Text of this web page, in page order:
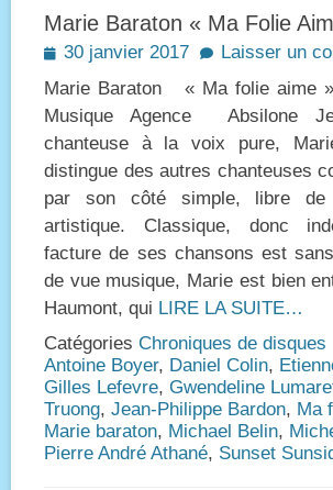
Marie Baraton « Ma Folie
Posted
30 janvier 2017
Laisser un
Marie Baraton « Ma folie aime
Musique Agence Absilone
chanteuse à la voix pure,
distingue des autres chanteuses
par son côté simple, libre de
artistique. Classique, donc
facture de ses chansons est
de vue musique, Marie est bien
Haumont, qui LIRE LA SUITE…
Catégories Chroniques de disques
Antoine Boyer, Daniel Colin,
Gilles Lefevre, Gwendeline
Truong, Jean-Philippe Bardon, Ma
Marie baraton, Michael Belin,
Pierre André Athané, Sunset